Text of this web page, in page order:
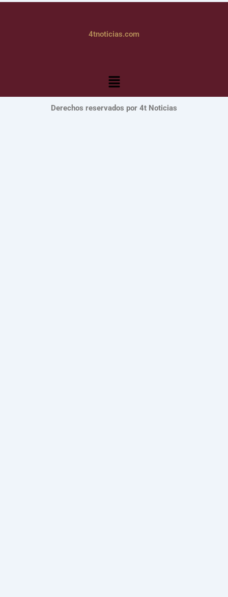
4tnoticias.com
Menú
Derechos reservados por 4t Noticias